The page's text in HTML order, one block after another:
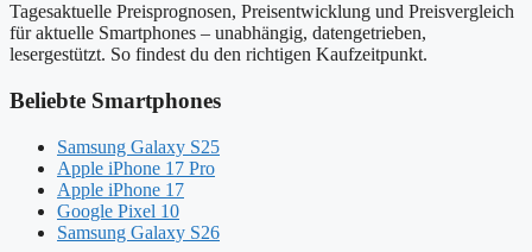
Tagesaktuelle Preisprognosen, Preisentwicklung und Preisvergleich
für aktuelle Smartphones – unabhängig, datengetrieben,
lesergestützt. So findest du den richtigen Kaufzeitpunkt.
Beliebte Smartphones
Samsung Galaxy S25
Apple iPhone 17 Pro
Apple iPhone 17
Google Pixel 10
Samsung Galaxy S26